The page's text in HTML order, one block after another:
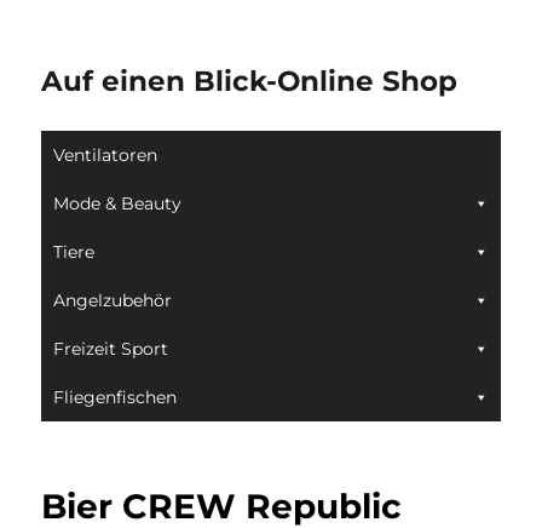
Auf einen Blick-Online Shop
Ventilatoren
Mode & Beauty
Tiere
Angelzubehör
Freizeit Sport
Fliegenfischen
Bier CREW Republic